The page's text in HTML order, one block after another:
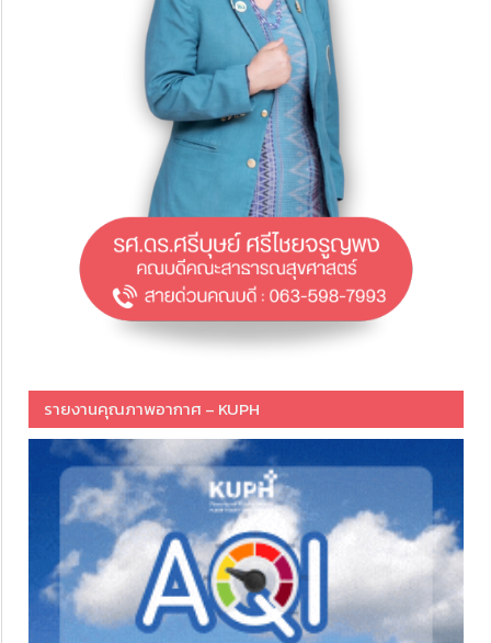
รายงานคุณภาพอากาศ – KUPH